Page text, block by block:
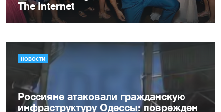
НОВОСТИ
Россияне атаковали гражданскую
инфраструктуру Одессы: поврежден